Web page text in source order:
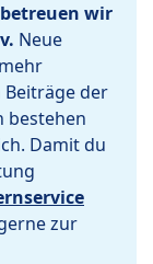
wir
Neue
Beiträge der
bestehen
Damit du
zur